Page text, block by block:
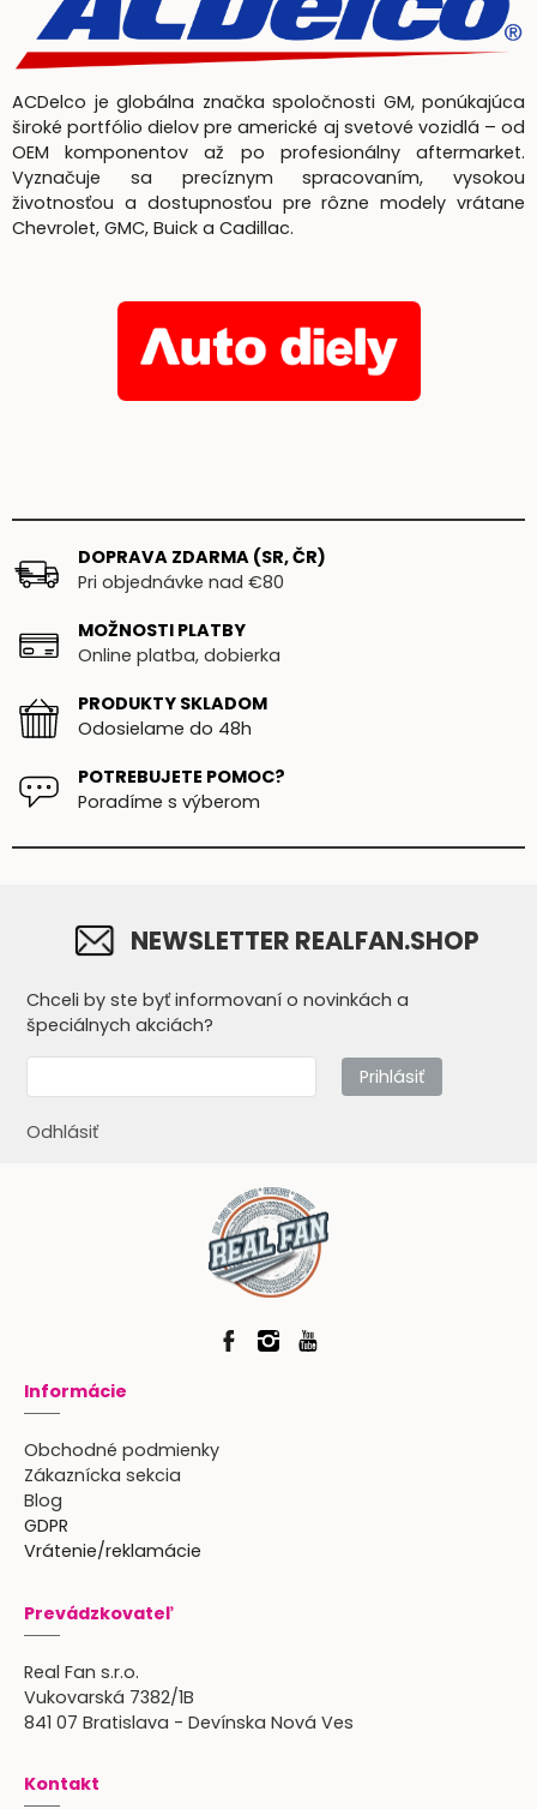
ACDelco je globálna značka spoločnosti GM, ponúkajúca
široké portfólio dielov pre americké aj svetové vozidlá – od
OEM komponentov až po profesionálny aftermarket.
Vyznačuje sa precíznym spracovaním, vysokou
životnosťou a dostupnosťou pre rôzne modely vrátane
Chevrolet, GMC, Buick a Cadillac.
DOPRAVA ZDARMA (SR, ČR)
Pri objednávke nad €80
MOŽNOSTI PLATBY
Online platba, dobierka
PRODUKTY SKLADOM
Odosielame do 48h
POTREBUJETE POMOC?
Poradíme s výberom
NEWSLETTER REALFAN.SHOP
Chceli by ste byť informovaní o novinkách a
špeciálnych akciách?
Prihlásiť
Odhlásiť
Informácie
Obchodné podmienky
Zákaznícka sekcia
Blog
GDPR
Vrátenie/reklamácie
Prevádzkovateľ
Real Fan s.r.o.
Vukovarská 7382/1B
841 07 Bratislava - Devínska Nová Ves
Kontakt